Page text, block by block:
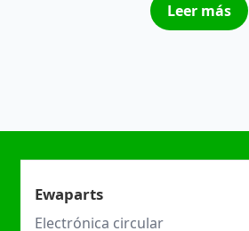
Leer más
Ewaparts
Electrónica circular